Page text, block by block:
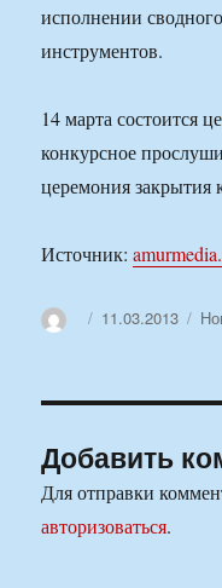
исполнении
инструментов.
14 марта состоится
конкурсное
церемония закрытия
Источник:
АвторОпубликовано
11.03.2013
Добавить
Для отправки
авторизоваться.